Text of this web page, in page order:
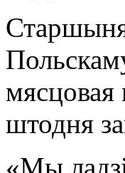
мясцовая
штодня
«Мы